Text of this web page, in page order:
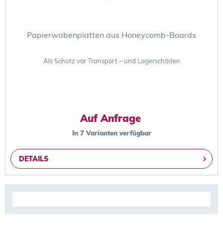
Papierwabenplatten aus Honeycomb-Boards
Als Schutz vor Transport – und Lagerschäden
Auf Anfrage
In 7 Varianten verfügbar
DETAILS